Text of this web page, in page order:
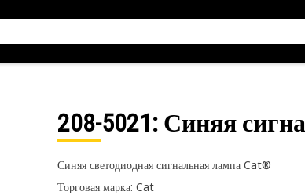
208-5021: Синяя
Синяя светодиодная сигнальная лампа Cat®
Торговая марка: Cat